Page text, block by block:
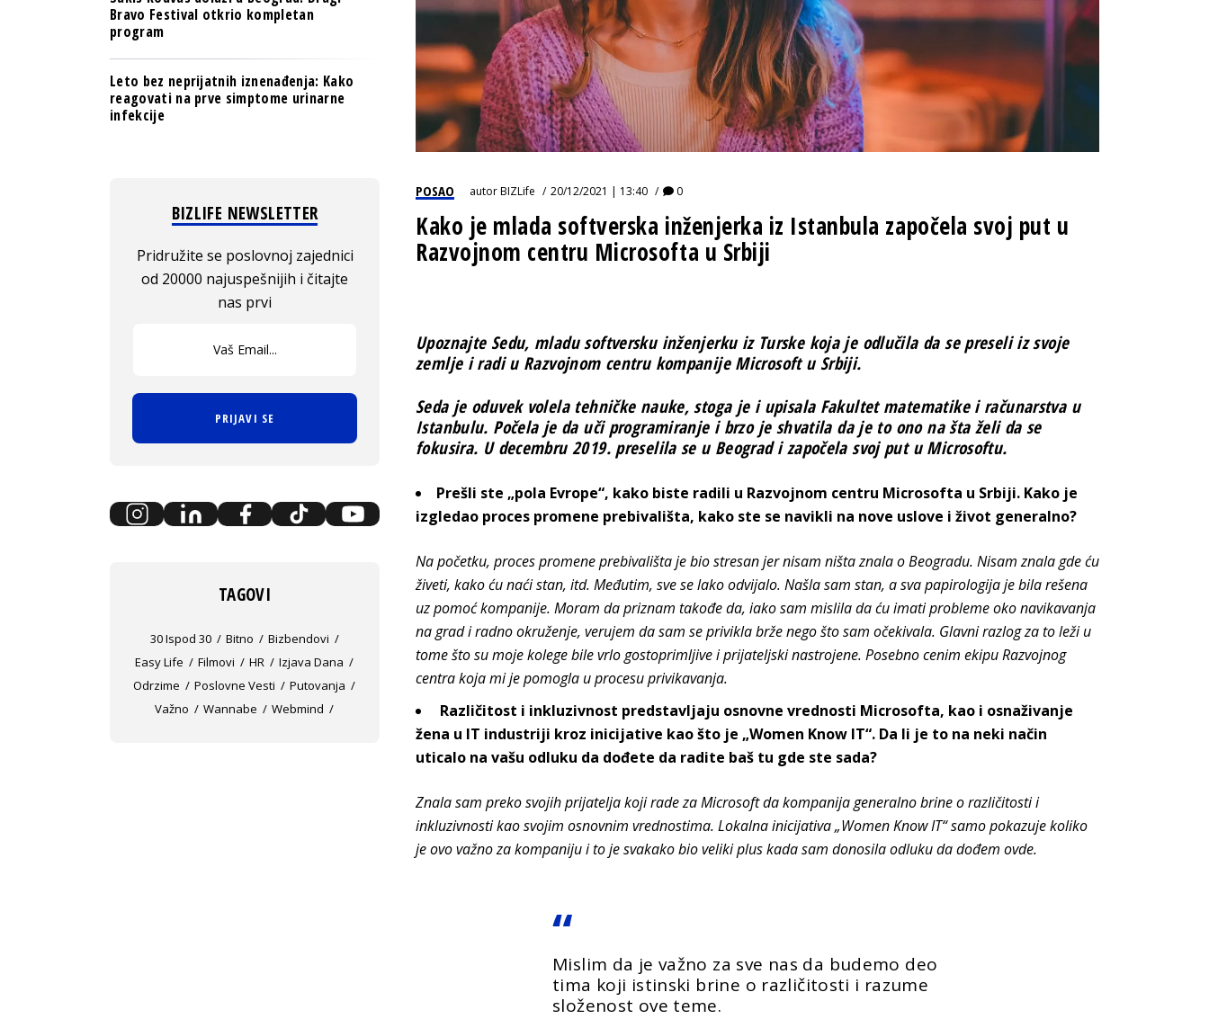
POSAO autorBIZLife 20/12/2021 | 13:40 0
Kako je mlada softverska inženjerka iz Istanbula započela svoj put u
Razvojnom centru Microsofta u Srbiji
Upoznajte Sedu, mladu softversku inženjerku iz Turske koja je odlučila da se preseli iz svoje
zemlje i radi u Razvojnom centru kompanije Microsoft u Srbiji.
Seda je oduvek volela tehničke nauke, stoga je i upisala Fakultet matematike i računarstva u
Istanbulu. Počela je da uči programiranje i brzo je shvatila da je to ono na šta želi da se
fokusira. U decembru 2019. preselila se u Beograd i započela svoj put u Microsoftu.
Prešli ste „pola Evrope“, kako biste radili u Razvojnom centru Microsofta u Srbiji. Kako je
izgledao proces promene prebivališta, kako ste se navikli na nove uslove i život generalno?
Na početku, proces promene prebivališta je bio stresan jer nisam ništa znala o Beogradu. Nisam znala gde ću
živeti, kako ću naći stan, itd. Međutim, sve se lako odvijalo. Našla sam stan, a sva papirologija je bila rešena
uz pomoć kompanije. Moram da priznam takođe da, iako sam mislila da ću imati probleme oko navikavanja
na grad i radno okruženje, verujem da sam se privikla brže nego što sam očekivala. Glavni razlog za to leži u
tome što su moje kolege bile vrlo gostoprimljive i prijateljski nastrojene. Posebno cenim ekipu Razvojnog
centra koja mi je pomogla u procesu privikavanja.
Različitost i inkluzivnost predstavljaju osnovne vrednosti Microsofta, kao i osnaživanje
žena u IT industriji kroz inicijative kao što je „Women Know IT“. Da li je to na neki način
uticalo na vašu odluku da dođete da radite baš tu gde ste sada?
Znala sam preko svojih prijatelja koji rade za Microsoft da kompanija generalno brine o različitosti i
inkluzivnosti kao svojim osnovnim vrednostima. Lokalna inicijativa „Women Know IT“ samo pokazuje koliko
je ovo važno za kompaniju i to je svakako bio veliki plus kada sam donosila odluku da dođem ovde.
Mislim da je važno za sve nas da budemo deo
tima koji istinski brine o različitosti i razume
složenost ove teme.
Bravo Festival otkrio kompletan
program
Leto bez neprijatnih iznenađenja: Kako
reagovati na prve simptome urinarne
infekcije
BIZLIFE NEWSLETTER
Pridružite se poslovnoj zajednici
od 20000 najuspešnijih i čitajte
nas prvi
PRIJAVI SE
TAGOVI
30 Ispod 30 Bitno
Bizbendovi
Easy Life
Filmovi HR
Izjava Dana
Odrzime
Poslovne Vesti
Putovanja
Važno
Wannabe Webmind